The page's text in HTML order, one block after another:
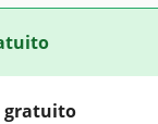
gratuito